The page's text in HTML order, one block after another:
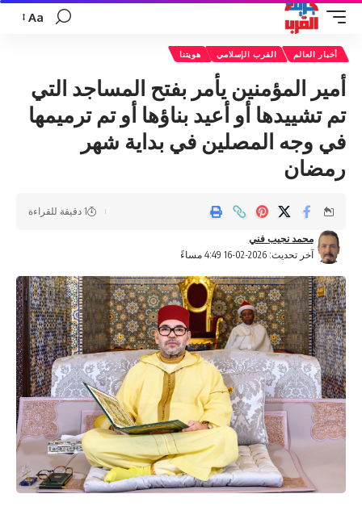
تغيير
Aa
أخبار العالم القرب الإسلامي هويتنا
أمير المؤمنين يأمر بفتح المساجد التي
تم تشييدها أو أعيد بناؤها أو تم ترميمها
في وجه المصلين في بداية شهر
رمضان
آخر تحديث: 2026-02-16 4:49 مساءً
محمد نجيب فني
1 دقيقة للقراءة